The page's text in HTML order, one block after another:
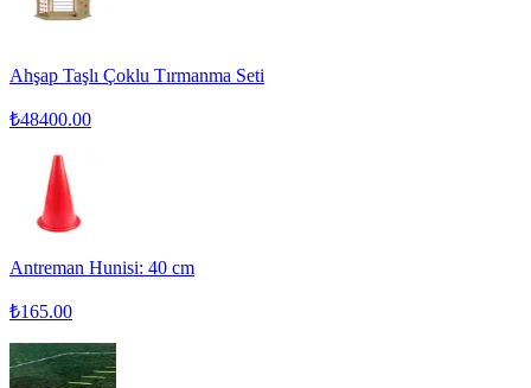
Ahşap Taşlı Çoklu Tırmanma Seti
₺48400.00
Antreman Hunisi: 40 cm
₺165.00